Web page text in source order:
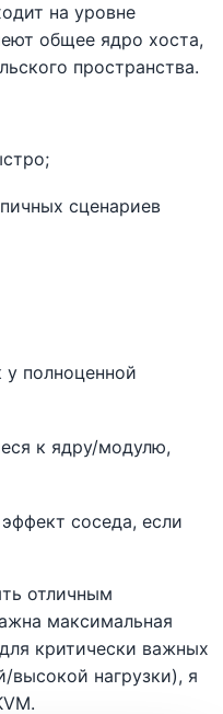
на уровне
общее ядро хоста,
пространства.
сценариев
у полноценной
к ядру/модулю,
соседа, если
отличным
максимальная
критически важных
высокой нагрузки), я